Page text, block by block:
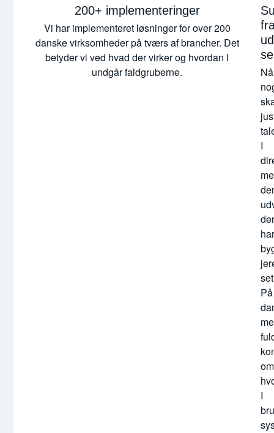
200+ implementeringer
Vi har implementeret løsninger for over 200
danske virksomheder på tværs af brancher. Det
betyder vi ved hvad der virker og hvordan I
undgår faldgruberne.
er
og
har
på
og
I
der
har
På
om
I